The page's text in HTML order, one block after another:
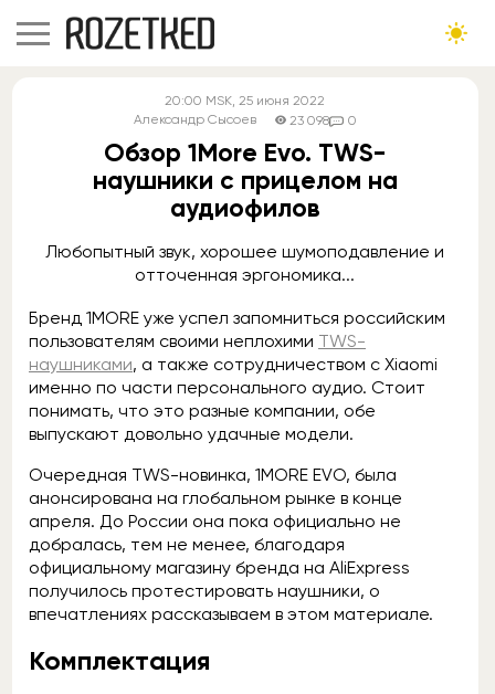
20:00 MSK, 25 июня 2022
Александр Сысоев
23 098 0
Обзор 1More Evo. TWS-
наушники с прицелом на
аудиофилов
Любопытный звук, хорошее шумоподавление и
отточенная эргономика...
Бренд 1MORE уже успел запомниться российским
пользователям своими неплохими TWS-
наушниками, а также сотрудничеством с Xiaomi
именно по части персонального аудио. Стоит
понимать, что это разные компании, обе
выпускают довольно удачные модели.
Очередная TWS-новинка, 1MORE EVO, была
анонсирована на глобальном рынке в конце
апреля. До России она пока официально не
добралась, тем не менее, благодаря
официальному магазину бренда на AliExpress
получилось протестировать наушники, о
впечатлениях рассказываем в этом материале.
Комплектация